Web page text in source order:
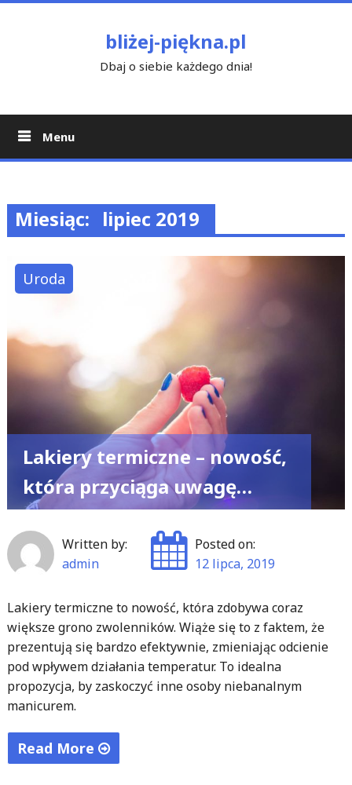
bliżej-piękna.pl
Dbaj o siebie każdego dnia!
Menu
Miesiąc: lipiec 2019
Uroda
Lakiery termiczne – nowość,
która przyciąga uwagę…
Written by:
admin
Posted on:
12 lipca, 2019
Lakiery termiczne to nowość, która zdobywa coraz
większe grono zwolenników. Wiąże się to z faktem, że
prezentują się bardzo efektywnie, zmieniając odcienie
pod wpływem działania temperatur. To idealna
propozycja, by zaskoczyć inne osoby niebanalnym
manicurem.
Read More